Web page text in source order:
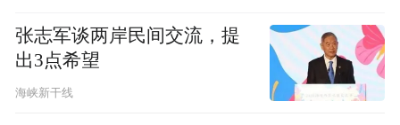
外媒传出特斯拉确认不在印度建厂消息的时
机格外扎眼。
张志军谈两岸民间交流，提
出3点希望
海峡新干线